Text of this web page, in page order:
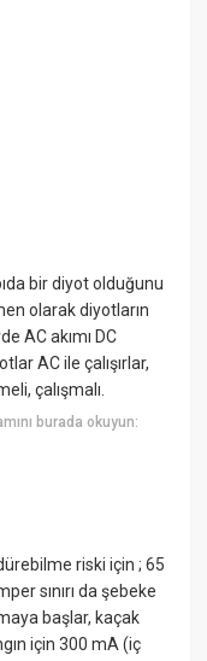
bir diyot olduğunu
olarak diyotların
AC akımı DC
AC ile çalışırlar,
çalışmalı.
burada okuyun:
riski için ; 65
sınırı da şebeke
başlar, kaçak
için 300 mA (iç